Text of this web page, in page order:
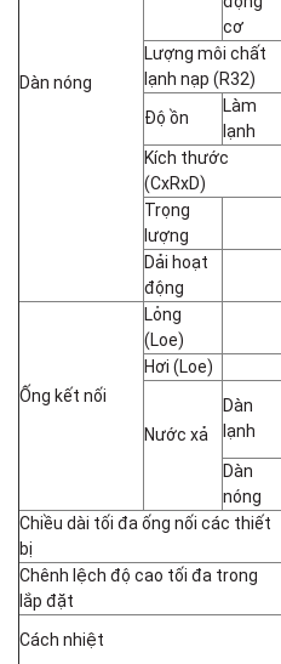
Dàn nóng
cơ
Lượng môi chất
lạnh nạp (R32)
Độ ồn
Làm
lạnh
Kích thước
(CxRxD)
Trọng
lượng
Dải hoạt
động
Ống kết nối
Lỏng
(Loe)
Hơi (Loe)
Nước xả
Dàn
lạnh
Dàn
nóng
Chiều dài tối đa ống nối các thiết
bị
Chênh lệch độ cao tối đa trong
lắp đặt
Cách nhiệt